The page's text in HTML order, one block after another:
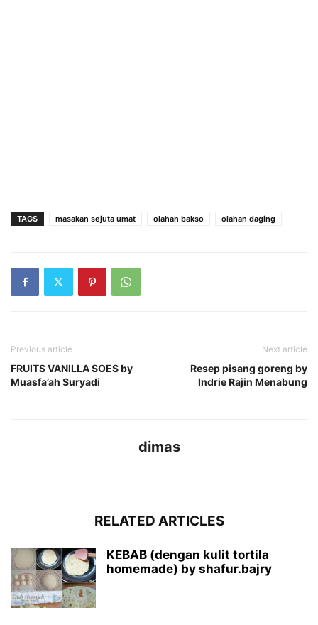
TAGS masakan sejuta umat olahan bakso olahan daging
Previous article
FRUITS VANILLA SOES by
Muasfa’ah Suryadi
Next article
Resep pisang goreng by
Indrie Rajin Menabung
dimas
RELATED ARTICLES
KEBAB (dengan kulit tortila
homemade) by shafur.bajry